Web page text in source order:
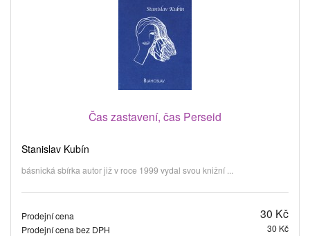
Čas zastavení, čas Perseid
Stanislav Kubín
básnická sbírka autor již v roce 1999 vydal svou knižní ...
Prodejní cena 30 Kč
Prodejní cena bez DPH 30 Kč